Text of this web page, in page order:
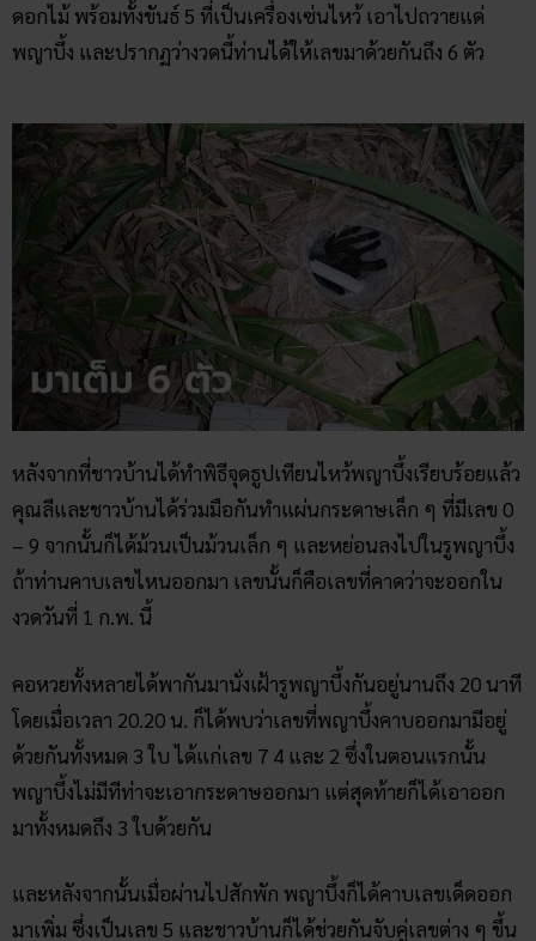
ดอกไม้ พร้อมทั้งขันธ์ 5 ที่เป็นเครื่องเซ่นไหว้ เอาไปถวายแด่
พญาบึ้ง และปรากฏว่างวดนี้ท่านได้ให้เลขมาด้วยกันถึง 6 ตัว
หลังจากที่ชาวบ้านได้ทำพิธีจุดธูปเทียนไหว้พญาบึ้งเรียบร้อยแล้ว
คุณลีและชาวบ้านได้ร่วมมือกันทำแผ่นกระดาษเล็ก ๆ ที่มีเลข 0
– 9 จากนั้นก็ได้ม้วนเป็นม้วนเล็ก ๆ และหย่อนลงไปในรูพญาบึ้ง
ถ้าท่านคาบเลขไหนออกมา เลขนั้นก็คือเลขที่คาดว่าจะออกใน
งวดวันที่ 1 ก.พ. นี้
คอหวยทั้งหลายได้พากันมานั่งเฝ้ารูพญาบึ้งกันอยู่นานถึง 20 นาที
โดยเมื่อเวลา 20.20 น. ก็ได้พบว่าเลขที่พญาบึ้งคาบออกมามีอยู่
ด้วยกันทั้งหมด 3 ใบ ได้แก่เลข 7 4 และ 2 ซึ่งในตอนแรกนั้น
พญาบึ้งไม่มีทีท่าจะเอากระดาษออกมา แต่สุดท้ายก็ได้เอาออก
มาทั้งหมดถึง 3 ใบด้วยกัน
และหลังจากนั้นเมื่อผ่านไปสักพัก พญาบึ้งก็ได้คาบเลขเด็ดออก
มาเพิ่ม ซึ่งเป็นเลข 5 และชาวบ้านก็ได้ช่วยกันจับคู่เลขต่าง ๆ ขึ้น